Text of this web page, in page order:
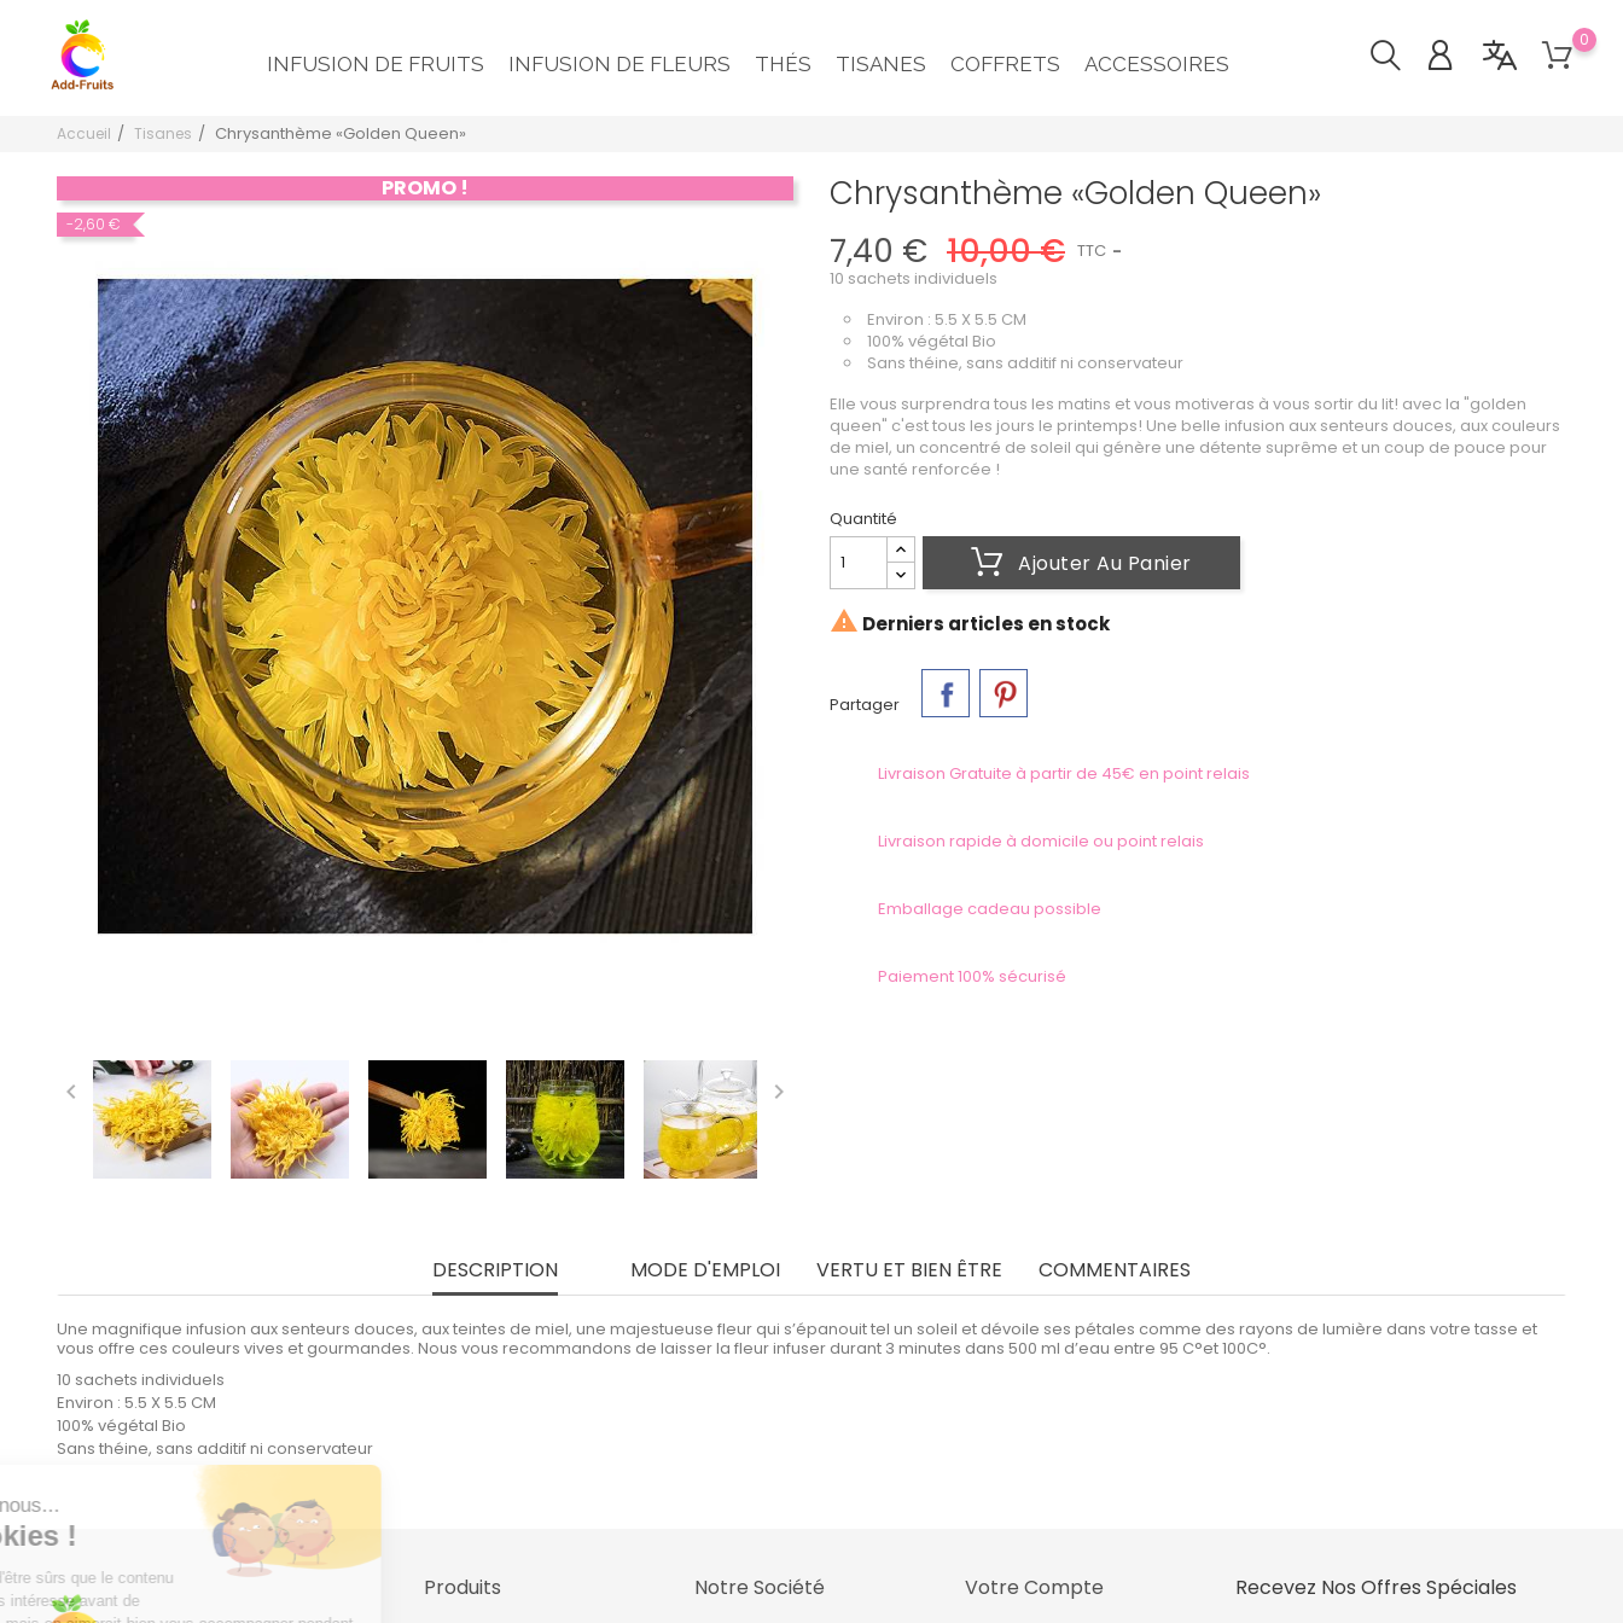
INFUSION DE FRUITS INFUSION DE FLEURS THÉS TISANES COFFRETS ACCESSOIRES
0
Accueil Tisanes Chrysanthème «Golden Queen»
PROMO !
-2,60 €
 
Chrysanthème «Golden Queen»
10,00 €
7,40 €
TTC
10 sachets individuels
Environ : 5.5 X 5.5 CM
100% végétal Bio
Sans théine, sans additif ni conservateur
Elle vous surprendra tous les matins et vous motiveras à vous sortir du lit! avec la "golden
queen" c'est tous les jours le printemps! Une belle infusion aux senteurs douces, aux couleurs
de miel, un concentré de soleil qui génère une détente suprême et un coup de pouce pour
une santé renforcée !
Quantité
Ajouter Au Panier
 Derniers articles en stock
Partager
Livraison Gratuite à partir de 45€ en point relais
Livraison rapide à domicile ou point relais
Emballage cadeau possible
Paiement 100% sécurisé
DESCRIPTION MODE D'EMPLOI VERTU ET BIEN ÊTRE COMMENTAIRES
Une magnifique infusion aux senteurs douces, aux teintes de miel, une majestueuse fleur qui s’épanouit tel un soleil et dévoile ses pétales comme des rayons de lumière dans votre tasse et
vous offre ces couleurs vives et gourmandes. Nous vous recommandons de laisser la fleur infuser durant 3 minutes dans 500 ml d’eau entre 95 C°et 100C°.
10 sachets individuels
Environ : 5.5 X 5.5 CM
100% végétal Bio
Sans théine, sans additif ni conservateur
Produits Notre Société Votre Compte Recevez Nos Offres Spéciales